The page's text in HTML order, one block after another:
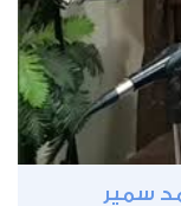
سمير